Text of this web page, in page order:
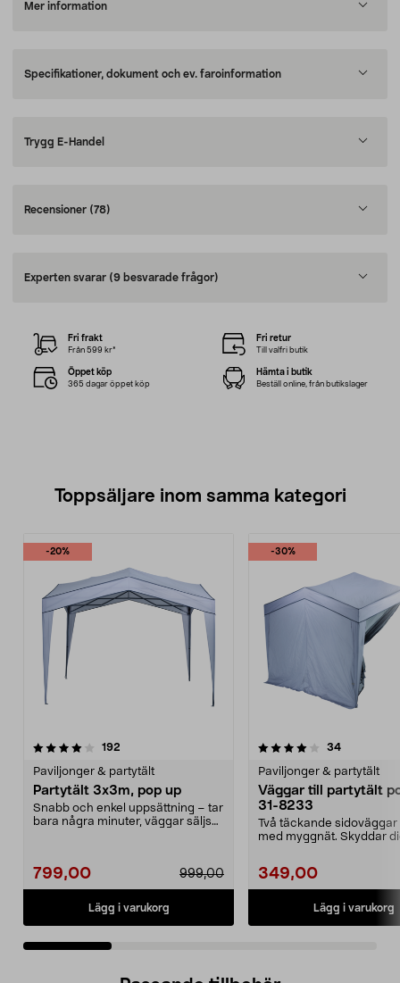
Mer information
Specifikationer, dokument och ev. faroinformation
Trygg E-Handel
Recensioner (78)
Experten svarar (9 besvarade frågor)
Fri frakt
Från 599 kr*
Fri retur
Till valfri butik
Öppet köp
365 dagar öppet köp
Hämta i butik
Beställ online, från butikslager
Toppsäljare inom samma kategori
-20%
192
Paviljonger & partytält
Partytält 3x3m, pop up
Snabb och enkel uppsättning – tar
bara några minuter, väggar säljs
799,00 999,00
Lägg i varukorg
-30%
4.0 av 5 stjärnor 34recensioner
Paviljonger & partytält
Väggar till partytält
31-8233
Två täckande sidoväggar
med myggnät. Skyddar
349,00
Lägg i varukorg
4.0 av 5 stjärnor